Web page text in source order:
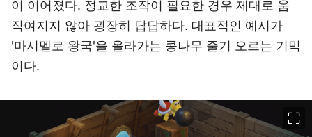
이 이어졌다. 정교한 조작이 필요한 경우 제대로 움
직여지지 않아 굉장히 답답하다. 대표적인 예시가
'마시멜로 왕국'을 올라가는 콩나무 줄기 오르는 기믹
이다.